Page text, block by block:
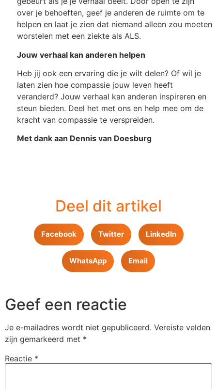
over je behoeften, geef je anderen de ruimte om te
helpen en laat je zien dat niemand alleen zou moeten
worstelen met een ziekte als ALS.
Jouw verhaal kan anderen helpen
Heb jij ook een ervaring die je wilt delen? Of wil je
laten zien hoe compassie jouw leven heeft
veranderd? Jouw verhaal kan anderen inspireren en
steun bieden. Deel het met ons en help mee om de
kracht van compassie te verspreiden.
Met dank aan Dennis van Doesburg
Deel dit artikel
Facebook Twitter LinkedIn
WhatsApp Email
Geef een reactie
Je e-mailadres wordt niet gepubliceerd. Vereiste velden
zijn gemarkeerd met *
Reactie *